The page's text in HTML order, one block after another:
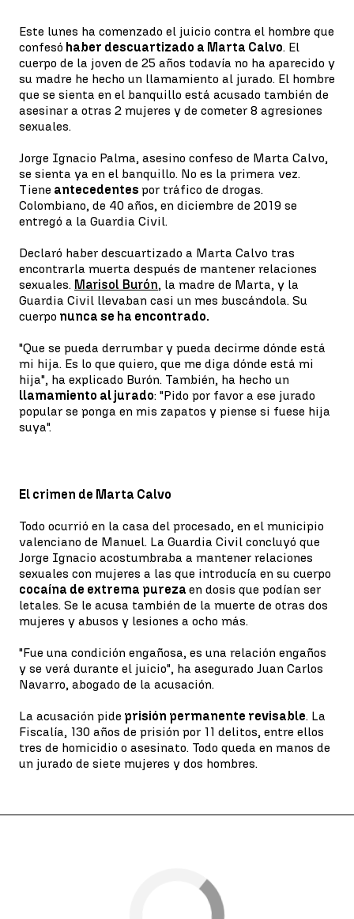
Este lunes ha comenzado el juicio contra el hombre que
confesó haber descuartizado a Marta Calvo. El
cuerpo de la joven de 25 años todavía no ha aparecido y
su madre he hecho un llamamiento al jurado. El hombre
que se sienta en el banquillo está acusado también de
asesinar a otras 2 mujeres y de cometer 8 agresiones
sexuales.
Jorge Ignacio Palma, asesino confeso de Marta Calvo,
se sienta ya en el banquillo. No es la primera vez.
Tiene antecedentes por tráfico de drogas.
Colombiano, de 40 años, en diciembre de 2019 se
entregó a la Guardia Civil.
Declaró haber descuartizado a Marta Calvo tras
encontrarla muerta después de mantener relaciones
sexuales. Marisol Burón, la madre de Marta, y la
Guardia Civil llevaban casi un mes buscándola. Su
cuerpo nunca se ha encontrado.
"Que se pueda derrumbar y pueda decirme dónde está
mi hija. Es lo que quiero, que me diga dónde está mi
hija", ha explicado Burón. También, ha hecho un
llamamiento al jurado: "Pido por favor a ese jurado
popular se ponga en mis zapatos y piense si fuese hija
suya".
El crimen de Marta Calvo
Todo ocurrió en la casa del procesado, en el municipio
valenciano de Manuel. La Guardia Civil concluyó que
Jorge Ignacio acostumbraba a mantener relaciones
sexuales con mujeres a las que introducía en su cuerpo
cocaína de extrema pureza en dosis que podían ser
letales. Se le acusa también de la muerte de otras dos
mujeres y abusos y lesiones a ocho más.
"Fue una condición engañosa, es una relación engaños
y se verá durante el juicio", ha asegurado Juan Carlos
Navarro, abogado de la acusación.
La acusación pide prisión permanente revisable. La
Fiscalía, 130 años de prisión por 11 delitos, entre ellos
tres de homicidio o asesinato. Todo queda en manos de
un jurado de siete mujeres y dos hombres.